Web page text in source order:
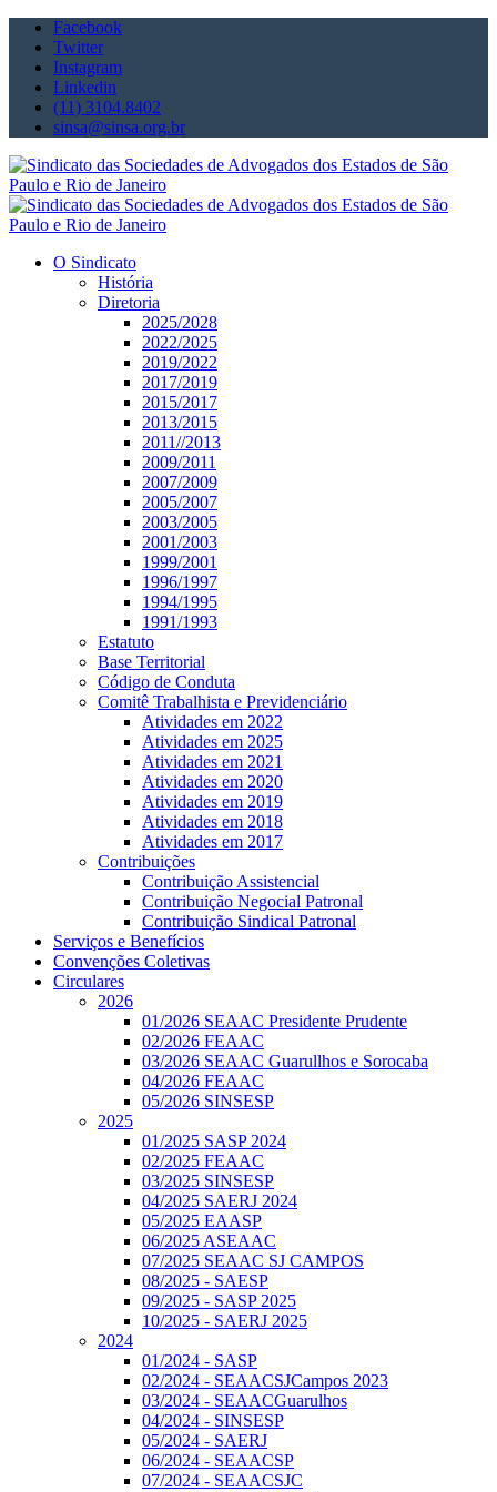
Facebook
Twitter
Instagram
Linkedin
(11) 3104.8402
sinsa@sinsa.org.br
O Sindicato
História
Diretoria
2025/2028
2022/2025
2019/2022
2017/2019
2015/2017
2013/2015
2011//2013
2009/2011
2007/2009
2005/2007
2003/2005
2001/2003
1999/2001
1996/1997
1994/1995
1991/1993
Estatuto
Base Territorial
Código de Conduta
Comitê Trabalhista e Previdenciário
Atividades em 2022
Atividades em 2025
Atividades em 2021
Atividades em 2020
Atividades em 2019
Atividades em 2018
Atividades em 2017
Contribuições
Contribuição Assistencial
Contribuição Negocial Patronal
Contribuição Sindical Patronal
Serviços e Benefícios
Convenções Coletivas
Circulares
2026
01/2026 SEAAC Presidente Prudente
02/2026 FEAAC
03/2026 SEAAC Guarullhos e Sorocaba
04/2026 FEAAC
05/2026 SINSESP
2025
01/2025 SASP 2024
02/2025 FEAAC
03/2025 SINSESP
04/2025 SAERJ 2024
05/2025 EAASP
06/2025 ASEAAC
07/2025 SEAAC SJ CAMPOS
08/2025 - SAESP
09/2025 - SASP 2025
10/2025 - SAERJ 2025
2024
01/2024 - SASP
02/2024 - SEAACSJCampos 2023
03/2024 - SEAACGuarulhos
04/2024 - SINSESP
05/2024 - SAERJ
06/2024 - SEAACSP
07/2024 - SEAACSJC